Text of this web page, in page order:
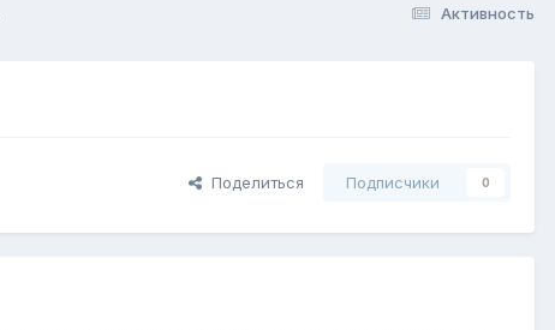
Активность
Поделиться Подписчики 0